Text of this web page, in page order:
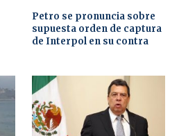
Petro se pronuncia sobre
supuesta orden de captura
de Interpol en su contra